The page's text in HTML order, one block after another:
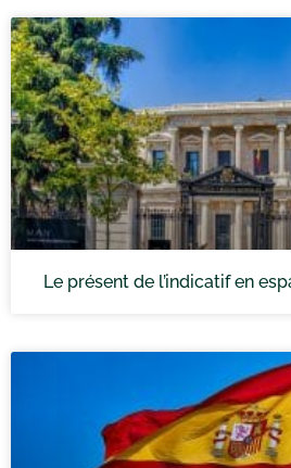
Le présent de l’indicatif en